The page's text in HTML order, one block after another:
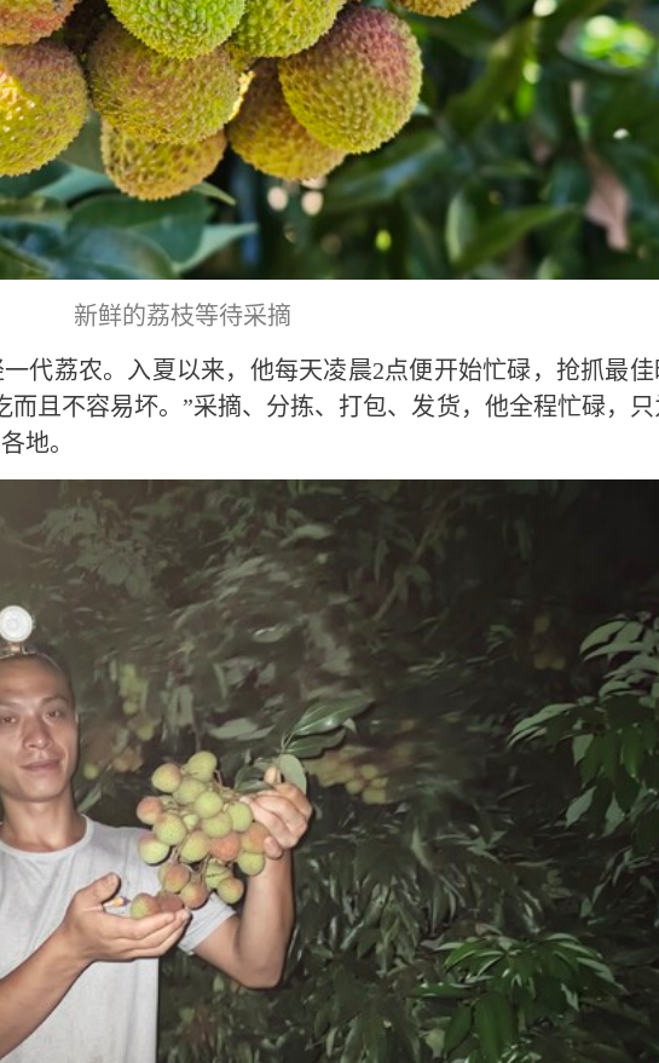
新鲜的荔枝等待采摘
代荔农。入夏以来，他每天凌晨2点便开始忙碌，抢抓最
而且不容易坏。”采摘、分拣、打包、发货，他全程忙碌，
地。